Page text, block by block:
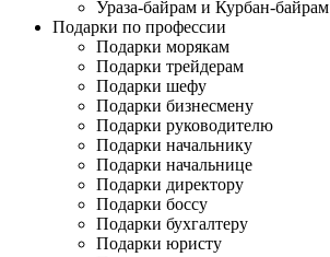
Ураза-байрам и Курбан-байрам
Подарки по профессии
Подарки морякам
Подарки трейдерам
Подарки шефу
Подарки бизнесмену
Подарки руководителю
Подарки начальнику
Подарки начальнице
Подарки директору
Подарки боссу
Подарки бухгалтеру
Подарки юристу